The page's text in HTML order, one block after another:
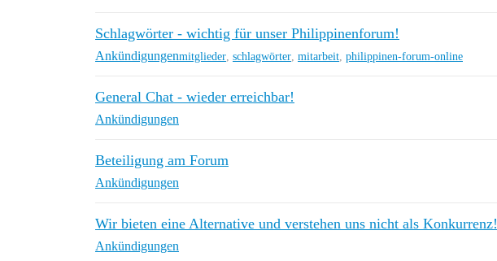
Schlagwörter - wichtig für unser Philippinenforum!
Ankündigungenmitglieder schlagwörter mitarbeit philippinen-forum-online
General Chat - wieder erreichbar!
Ankündigungen
Beteiligung am Forum
Ankündigungen
Wir bieten eine Alternative und verstehen uns nicht als Konkurrenz!
Ankündigungen